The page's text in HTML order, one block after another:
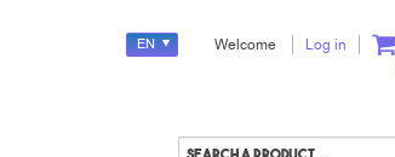
Welcome Log in
EN